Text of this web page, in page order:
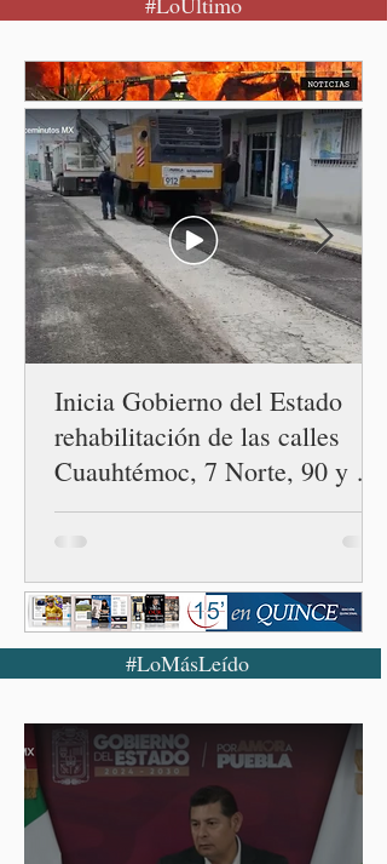
exista un brote activo de
ciclosporiasis en México,
luego del incremento de
casos registrado en Estados
Unidos. Durante la
conferencia matutina en
Palacio Nacional, el
funcionario informó que en
el país únicamente se han
confirmado 33 casos de esta
enferme
Inicia Gobierno del Estado
rehabilitación de las calles
Cuauhtémoc, 7 Norte, 90 y 88
Poniente
#LoMásLeído